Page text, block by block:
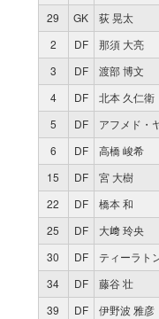
29
GK 荻 晃太
2
DF 那須 大亮
3
DF 渡部 博文
4
DF 北本 久仁衛
5
DF アフメド・
6
DF 高橋 峻希
15
DF 宮 大樹
22
DF 橋本 和
25
DF 大﨑 玲央
30
DF ティーラト
34
DF 藤谷 壮
39
DF 伊野波 雅彦